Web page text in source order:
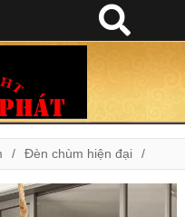
Đèn chùm hiện đại
Đèn thả pha lê
TP 202